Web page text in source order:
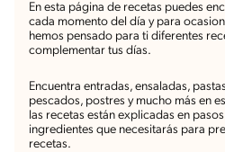
En esta página de recetas puedes
cada momento del día y para
hemos pensado para ti diferentes
complementar tus días.
Encuentra entradas, ensaladas,
pescados, postres y mucho más en
las recetas están explicadas en
ingredientes que necesitarás para
recetas.